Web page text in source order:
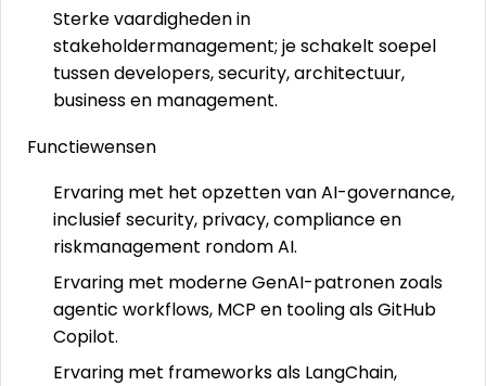
Sterke vaardigheden in
stakeholdermanagement; je schakelt soepel
tussen developers, security, architectuur,
business en management.
Functiewensen
Ervaring met het opzetten van AI-governance,
inclusief security, privacy, compliance en
riskmanagement rondom AI.
Ervaring met moderne GenAI-patronen zoals
agentic workflows, MCP en tooling als GitHub
Copilot.
Ervaring met frameworks als LangChain,